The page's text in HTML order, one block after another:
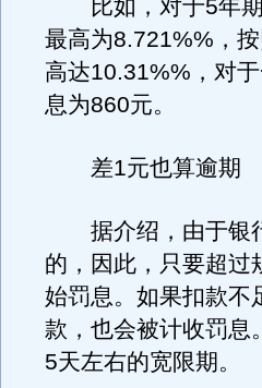
比如，对于5年期
最高为8.721%%，
高达10.31%%，对
息为860元。
差1元也算逾期
据介绍，由于银
的，因此，只要超过
始罚息。如果扣款不
款，也会被计收罚息
5天左右的宽限期。